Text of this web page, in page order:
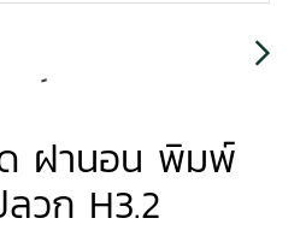
ฝานอน พิมพ์
วก H3.2